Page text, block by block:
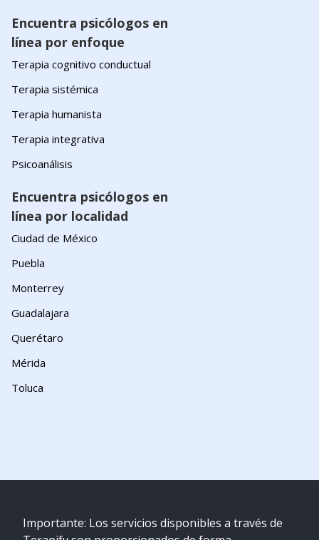
Encuentra psicólogos en
línea por enfoque
Terapia cognitivo conductual
Terapia sistémica
Terapia humanista
Terapia integrativa
Psicoanálisis
Encuentra psicólogos en
línea por localidad
Ciudad de México
Puebla
Monterrey
Guadalajara
Querétaro
Mérida
Toluca
Importante: Los servicios disponibles a través de